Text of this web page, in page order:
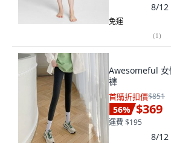
8/12
免運
(1)
Awesomeful
褲
首購折扣價$851
56% $369
運費 $195
8/12